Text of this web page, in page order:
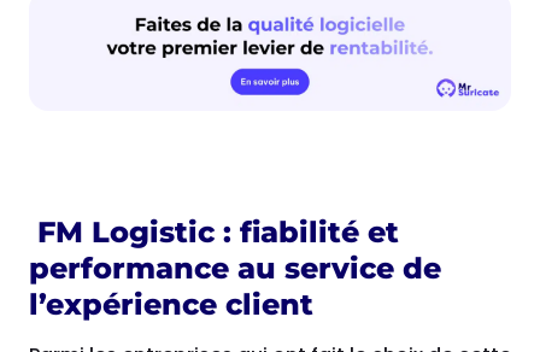
FM Logistic : fiabilité et
performance au service de
l’expérience client